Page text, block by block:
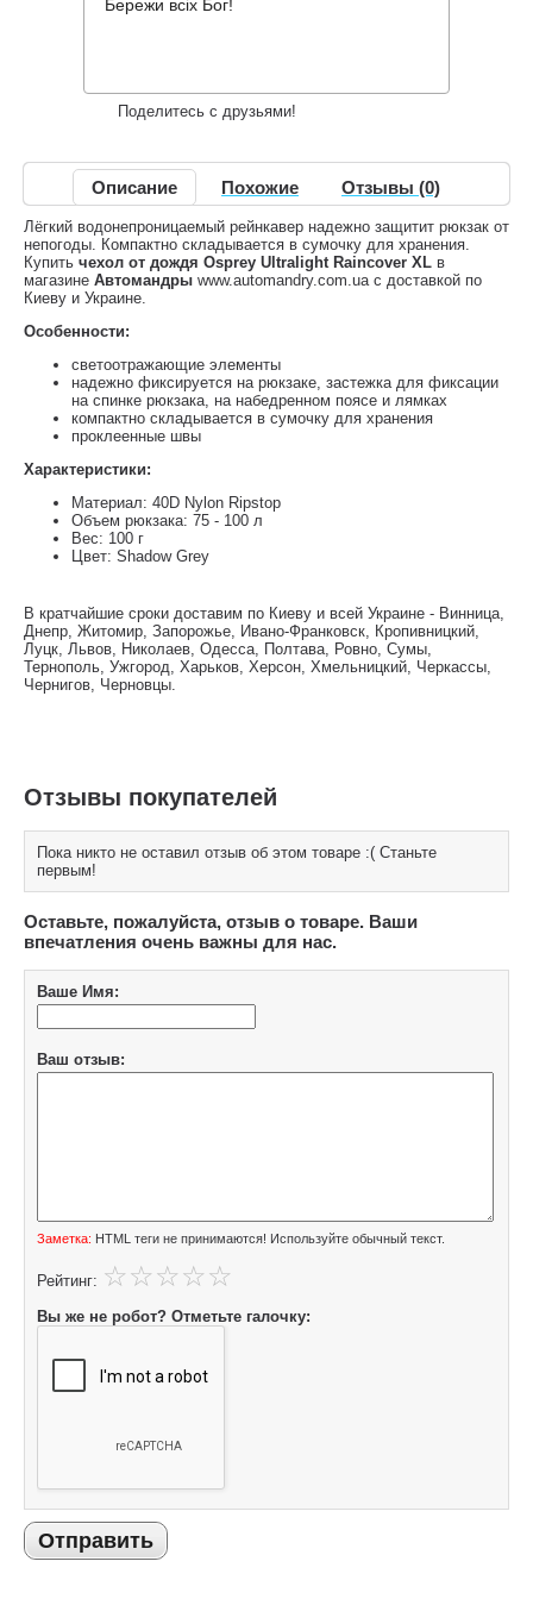
Поделитесь с друзьями!
Описание Похожие Отзывы (0)
Лёгкий водонепроницаемый рейнкавер надежно защитит рюкзак от
непогоды. Компактно складывается в сумочку для хранения.
Купить чехол от дождя Osprey Ultralight Raincover XL в
магазине Автомандры www.automandry.com.ua с доставкой по
Киеву и Украине.
Особенности:
светоотражающие элементы
надежно фиксируется на рюкзаке, застежка для фиксации
на спинке рюкзака, на набедренном поясе и лямках
компактно складывается в сумочку для хранения
проклеенные швы
Характеристики:
Материал: 40D Nylon Ripstop
Объем рюкзака: 75 - 100 л
Вес: 100 г
Цвет: Shadow Grey
В кратчайшие сроки доставим по Киеву и всей Украине - Винница,
Днепр, Житомир, Запорожье, Ивано-Франковск, Кропивницкий,
Луцк, Львов, Николаев, Одесса, Полтава, Ровно, Сумы,
Тернополь, Ужгород, Харьков, Херсон, Хмельницкий, Черкассы,
Чернигов, Черновцы.
Отзывы покупателей
Пока никто не оставил отзыв об этом товаре :( Станьте
первым!
Оставьте, пожалуйста, отзыв о товаре. Ваши
впечатления очень важны для нас.
Ваше Имя:
Ваш отзыв:
Заметка: HTML теги не принимаются! Используйте обычный текст.
Рейтинг:
Вы же не робот? Отметьте галочку:
Отправить
Бережи всіх Бог!